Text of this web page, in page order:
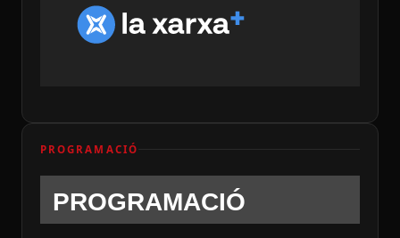
PROGRAMACIÓ
PROGRAMACIÓ